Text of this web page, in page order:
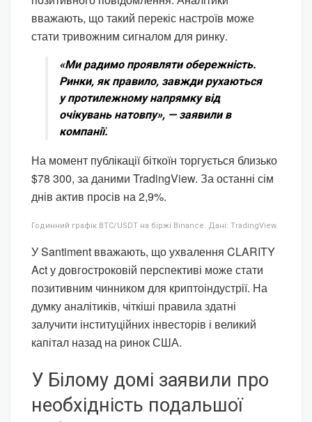
вважають, що такий перекіс настроїв може
стати тривожним сигналом для ринку.
«Ми радимо проявляти обережність.
Ринки, як правило, завжди рухаються
у протилежному напрямку від
очікувань натовпу», — заявили в
компанії.
На момент публікації біткоїн торгується близько
$78 300, за даними TradingView. За останні сім
днів актив просів на 2,9%.
Годинний графік BTC/USDT на біржі Binance. Дані: TradingView.
У Santiment вважають, що ухвалення CLARITY
Act у довгостроковій перспективі може стати
позитивним чинником для криптоіндустрії. На
думку аналітиків, чіткіші правила здатні
залучити інституційних інвесторів і великий
капітал назад на ринок США.
У Білому домі заявили про
необхідність подальшої